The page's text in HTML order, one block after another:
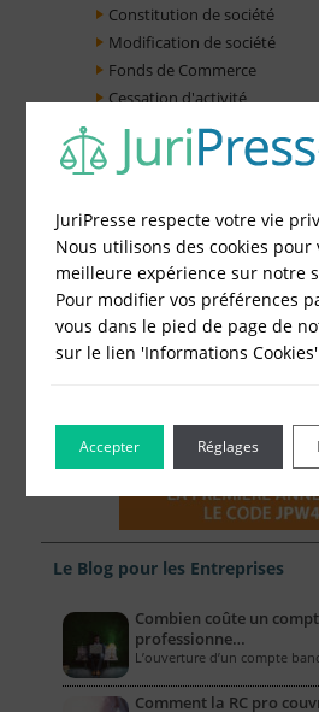
Constitution de société
Modification de société
Fonds de Commerce
Cessation d'activité
Le Blog pour les Entreprises
Combien coûte un
professionne…
L’ouverture d’un compte
Comment la RC pro
JuriPresse respecte votre vie
Nous utilisons des cookies
meilleure expérience sur notre
Pour modifier vos préférences
vous dans le pied de page de
sur le lien 'Informations
Accepter Réglages